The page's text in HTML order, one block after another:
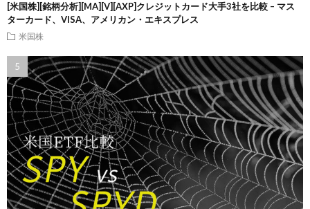
[米国株][銘柄分析][MA][V][AXP]クレジットカード大手3社を比較 – マス
ターカード、VISA、アメリカン・エキスプレス
米国株